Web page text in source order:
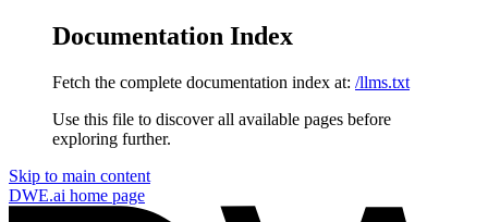
Documentation Index
Fetch the complete documentation index at: /llms.txt
Use this file to discover all available pages before
exploring further.
Skip to main content
DWE.ai home page